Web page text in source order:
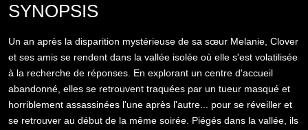
SYNOPSIS
Un an après la disparition mystérieuse de sa sœur Melanie, Clover
et ses amis se rendent dans la vallée isolée où elle s'est volatilisée
à la recherche de réponses. En explorant un centre d'accueil
abandonné, elles se retrouvent traquées par un tueur masqué et
horriblement assassinées l'une après l'autre... pour se réveiller et
se retrouver au début de la même soirée. Piégés dans la vallée, ils